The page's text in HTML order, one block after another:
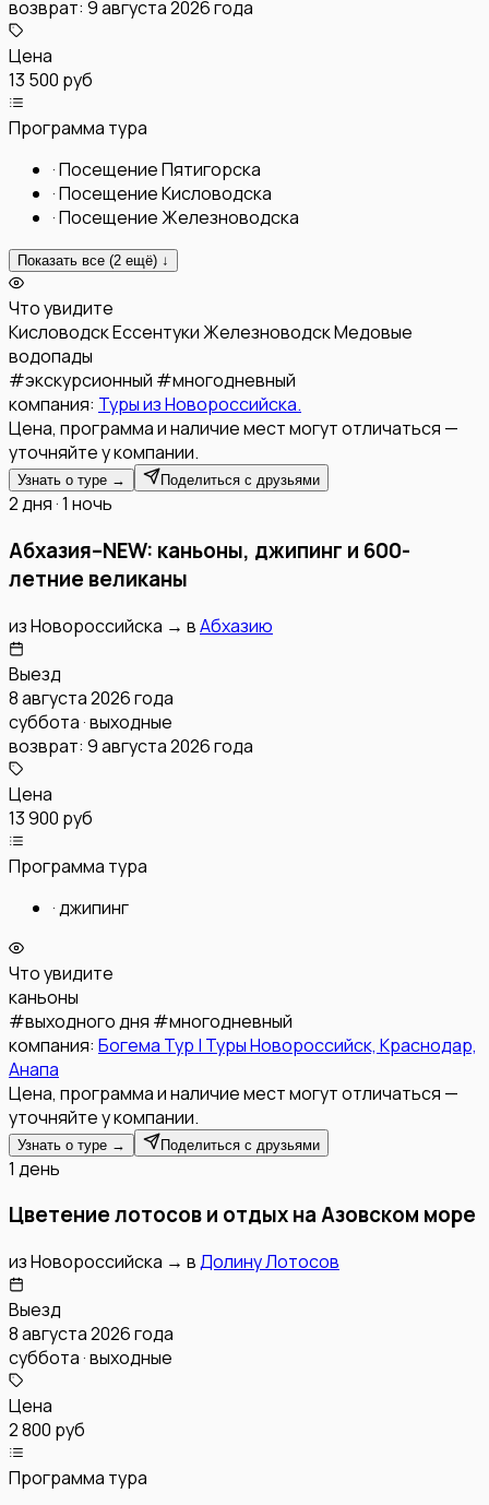
возврат: 9 августа 2026 года
Цена
13 500 руб
Программа тура
·Посещение Пятигорска
·Посещение Кисловодска
·Посещение Железноводска
Показать все (2 ещё) ↓
Что увидите
КисловодскЕссентукиЖелезноводскМедовые
водопады
#экскурсионный #многодневный
компания: Туры из Новороссийска.
Цена, программа и наличие мест могут отличаться —
уточняйте у компании.
Узнать о туре → Поделиться с друзьями
2 дня · 1 ночь
Абхазия–NEW: каньоны, джипинг и 600-
летние великаны
изНовороссийска → вАбхазию
Выезд
8 августа 2026 года
суббота · выходные
возврат: 9 августа 2026 года
Цена
13 900 руб
Программа тура
·джипинг
Что увидите
каньоны
#выходного дня #многодневный
компания: Богема Тур | Туры Новороссийск, Краснодар,
Анапа
Цена, программа и наличие мест могут отличаться —
уточняйте у компании.
Узнать о туре → Поделиться с друзьями
1 день
Цветение лотосов и отдых на Азовском море
изНовороссийска → вДолину Лотосов
Выезд
8 августа 2026 года
суббота · выходные
Цена
2 800 руб
Программа тура